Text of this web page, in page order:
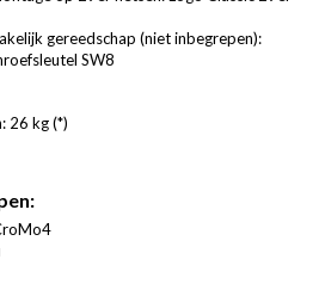
gereedschap (niet inbegrepen):
SW8
26 kg (*)